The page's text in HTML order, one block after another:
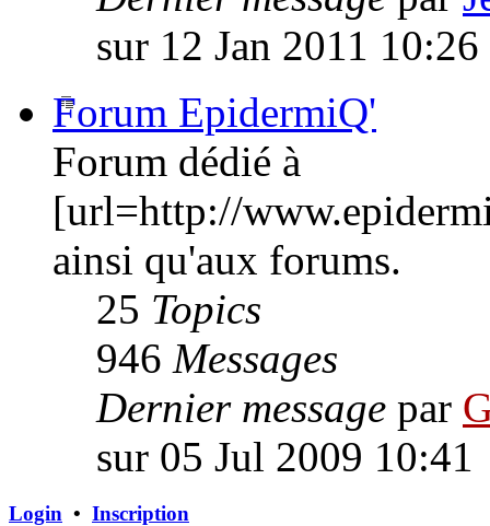
sur 12 Jan 2011 10:26
Forum EpidermiQ'
Forum dédié à
[url=http://
ainsi qu'aux forums.
25 Topics
946 Messages
Dernier message par
sur 05 Jul 2009 10:41
Login • Inscription